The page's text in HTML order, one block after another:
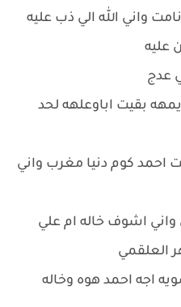
واني الله الي ذب عليه
عليه
عدج
بقيت اباوعلهه لحد
كوم دنيا مغرب واني
اشوف خاله ام علي
العلقمي
اجه احمد هوه وخاله